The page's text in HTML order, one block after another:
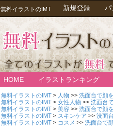
無料イラストのIMT 新規登録 パ
HOME イラストランキング
無料イラストのIMT > 人物 >> 洗面台で顔
無料イラストのIMT > 女性人物 >> 洗面台
無料イラストのIMT > 美容 >> 洗面台で顔
無料イラストのIMT > スキンケア >> 洗面
無料イラストのIMT > コスメ >> 洗面台で